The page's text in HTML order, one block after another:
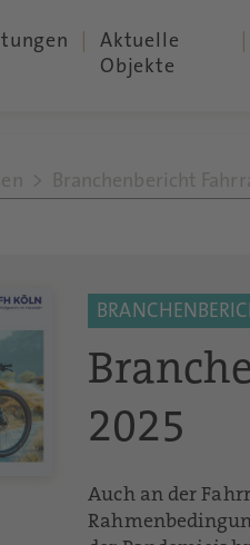
Aktuelle
Objekte
Branchenbericht
2025
Auch an der